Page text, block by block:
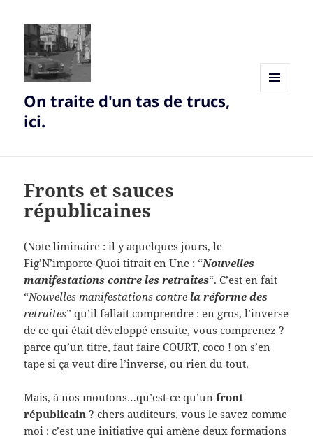
On traite d'un tas de trucs,
ici.
Fronts et sauces
républicaines
(Note liminaire : il y aquelques jours, le
Fig’N’importe-Quoi titrait en Une : “Nouvelles
manifestations contre les retraites“. C’est en fait
“Nouvelles manifestations contrela réforme des
retraites” qu’il fallait comprendre : en gros, l’inverse
de ce qui était développé ensuite, vous comprenez ?
parce qu’un titre, faut faire COURT, coco ! on s’en
tape si ça veut dire l’inverse, ou rien du tout.
Mais, à nos moutons…qu’est-ce qu’unfront
républicain ? chers auditeurs, vous le savez comme
moi : c’est une initiative qui amène deux formations